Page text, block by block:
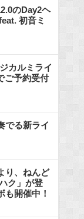
のDay2ヘ
初音ミ
カルミライ
ご予約受付
でる新ライ
り、ねんど
ク」が登
も開催中！